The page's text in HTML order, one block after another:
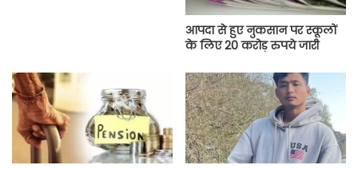
आपदा से हुए नुकसान पर स्कूलों
के लिए 20 करोड़ रुपये जारी